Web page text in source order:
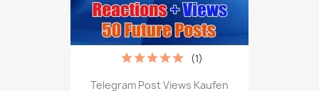
Telegram Post Views Kaufen
(1)